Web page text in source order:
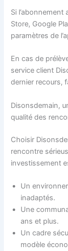
Si l’abonnement
Store, Google
paramètres de
En cas de
service client
dernier recours,
Disonsdemain,
qualité des
Choisir
rencontre
investissement
Un
inadaptés.
Une
ans et plus.
Un cadre
modèle